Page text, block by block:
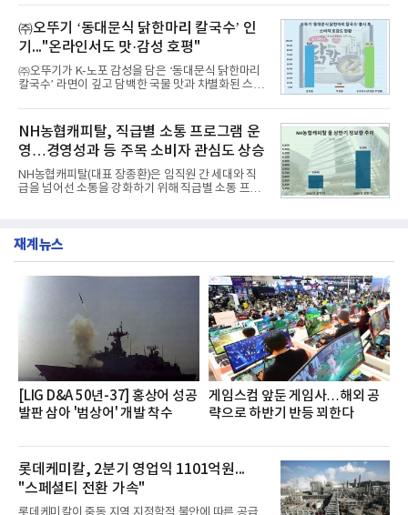
수력원자력, 한국석
떼는 6년 만에 선보이는 8세대 완전변경 모델로, ▲정
교한 선과 면을 중심으로 완성한 파격적인 디자인 ▲
과거 중형 세단 수준으로 확대된 차체 제원 ▲글로벌
최고 수준의 안전성 ▲성능과 효율을 동시에 높인 주
행 완성도 ▲첨단 편의 및 디지털 사양 적용 등을 통해
글로벌 준중형 세단의 새로운 기준을 세웠다.아반떼
는 가솔린 2.0과 1.6 하이브리드 두 가지 파워트레인
넘
㈜오뚜기 ‘동대문식 닭한마리 칼국수’ 인
기..."온라인서도 맛·감성 호평"
㈜오뚜기가 K-노포 감성을 담은 ‘동대문식 닭한마리
칼국수’ 라면이 깊고 담백한 국물 맛과 차별화된 스토
혔다.‘동대문식 닭한마리 칼국수’는 예상을 뛰어넘는
소비자 호응에 힘입어 지난 7월 13일 첫 선을 보인 지
단 18일 만에 누적 판매량 50만 개를 돌파하는 성과를
거두었다.이번 신제품은 개발진이 전국의 닭한마리
전문점을 직접 찾아 다니며 최적의 육수 비율을 완성
했다. 자극적이지 않으면서도 깊은 닭육수에 마늘의
개운한 풍미를 더했으며, 국물이 잘 배어들면서도 쫄
서도
NH농협캐피탈, 직급별 소통 프로그램 운
영…경영성과 등 주목 소비자 관심도 상승
NH농협캐피탈(대표 장종환)은 임직원 간 세대와 직
급을 넘어선 소통을 강화하기 위해 직급별 소통 프로
영지원부 홍보팀과 2026년 새로이(e)＊가 공동 주관
쳐 진행됐다.참고로 새로이(e)는 NH농협캐피탈 MZ
세대들로(과장~계장) 구성된 자율 참여조직으로, 조
직문화 혁신과 업무 효율성 향상을 위한 다양한 활동
을 추진하며,새로운 변화와 이로운 영향력을 조직전
반에 전파하는 역할
재계뉴스
[LIG D&A 50년-37] 홍상어 성공
발판 삼아 '범상어' 개발 착수
게임스컴 앞둔 게임사…해외 공
략으로 하반기 반등 꾀한다
롯데케미칼, 2분기 영업익 1101억원...
"스페셜티 전환 가속"